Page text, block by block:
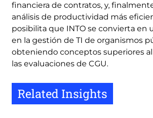
financiera de contratos, y,
análisis de productividad más
posibilita que INTO se convierta en
en la gestión de TI de organismos
obteniendo conceptos superiores
las evaluaciones de CGU.
Related Insights